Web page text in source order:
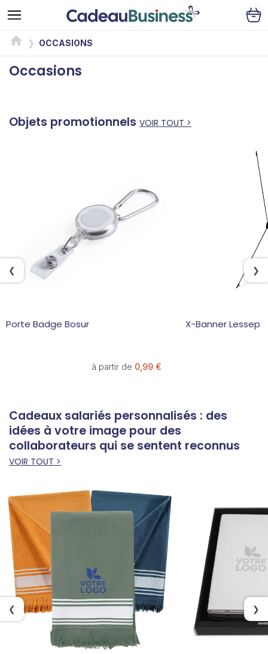
OCCASIONS
Occasions
Objets promotionnels VOIR TOUT >
Porte Badge Bosur
à partir de 0,99 €
X-Banner Lessep
❯
❮
Cadeaux salariés personnalisés : des
idées à votre image pour des
collaborateurs qui se sentent reconnus
VOIR TOUT >
❯
❮